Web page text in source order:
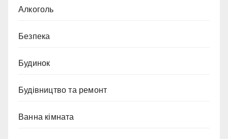
Алкоголь
Безпека
Будинок
Будівництво та ремонт
Ванна кімната